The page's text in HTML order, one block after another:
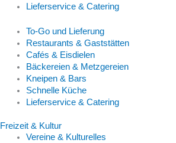
Lieferservice & Catering
To-Go und Lieferung
Restaurants & Gaststätten
Cafés & Eisdielen
Bäckereien & Metzgereien
Kneipen & Bars
Schnelle Küche
Lieferservice & Catering
Freizeit & Kultur
Vereine & Kulturelles